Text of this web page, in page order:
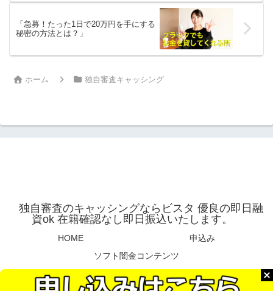
「急募！たった1日で20万円を手にする
秘密の方法とは？」
ホーム 独自審査キャッシング
独自審査のキャッシングならビスタ 優良の即日融
資ok 在籍確認なし即日振込いたします。
HOME
申込み
ソフト闇金コンテンツ
© 2025 独自審査のキャッシングならビスタ 優良の即日融資ok 在籍